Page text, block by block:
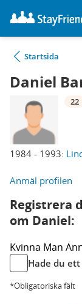
Startsida
Daniel
1984 - 1993:
22
Anmäl profilen
Registrera
om Daniel:
Kvinna Man
Hade du
*Obligatoriska fält